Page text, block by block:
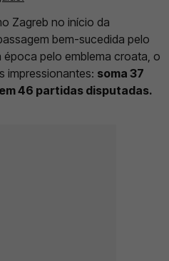
Zagreb no início da
bem-sucedida pelo
época pelo emblema croata, o
impressionantes: soma 37
46 partidas disputadas.